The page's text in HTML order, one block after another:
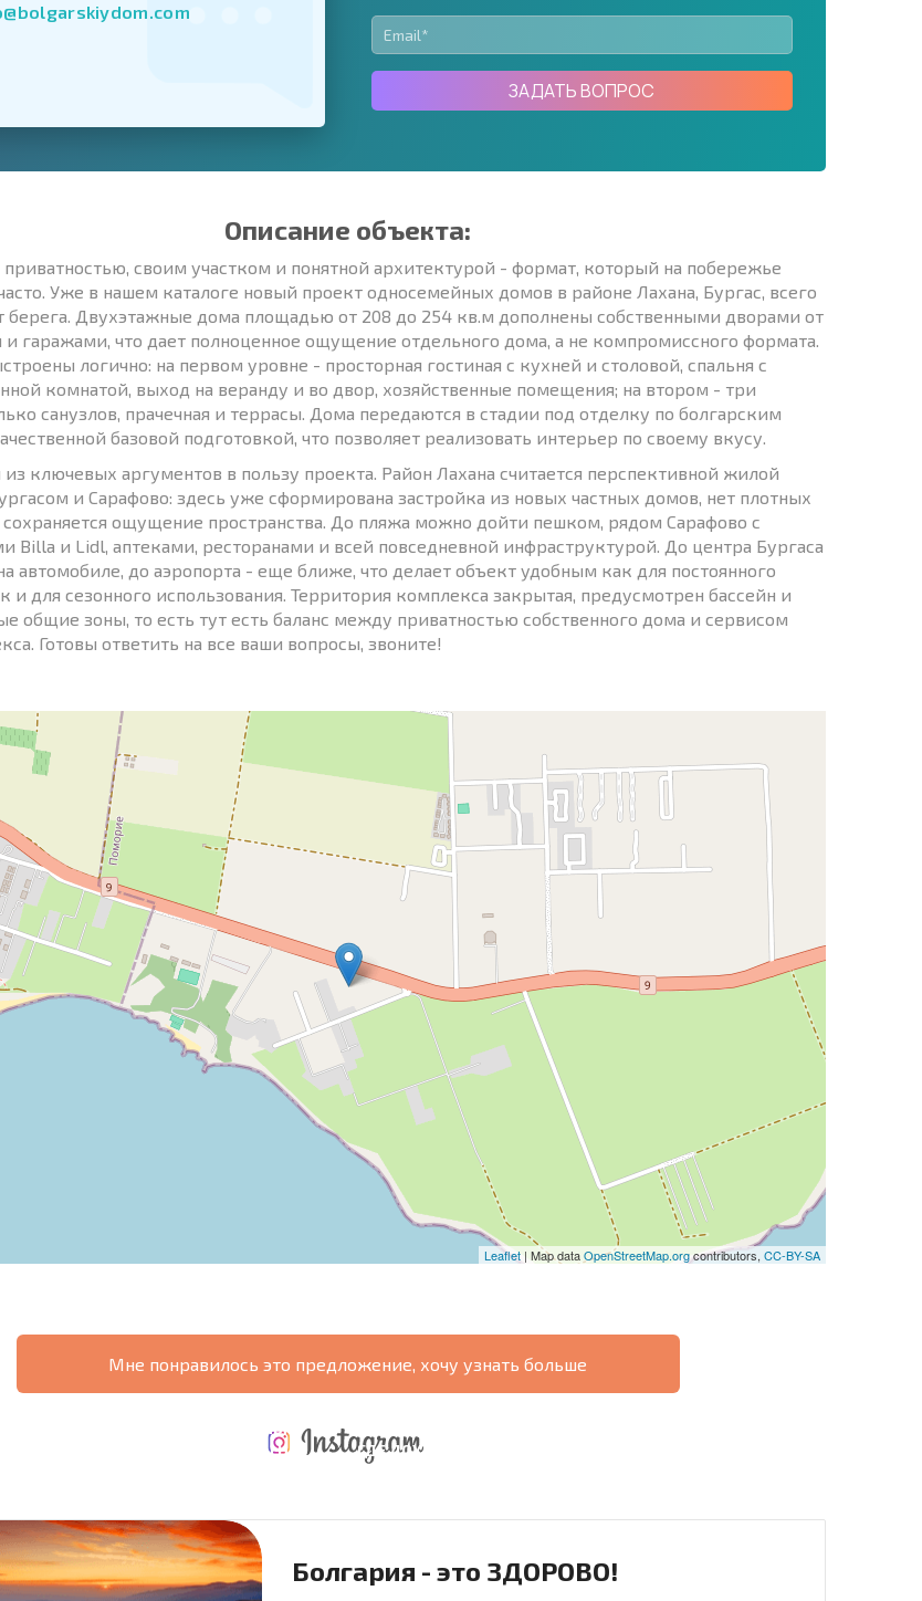
Отправить сообщение
ЗАДАТЬ ВОПРОС
Описание объекта:
своим участком и понятной архитектурой - формат, который на побережье
Уже в нашем каталоге новый проект односемейных домов в районе Лахана, Бургас, всего
берега. Двухэтажные дома площадью от 208 до 254 кв.м дополнены собственными дворами от
и гаражами, что дает полноценное ощущение отдельного дома, а не компромиссного формата.
логично: на первом уровне - просторная гостиная с кухней и столовой, спальня с
комнатой, выход на веранду и во двор, хозяйственные помещения; на втором - три
санузлов, прачечная и террасы. Дома передаются в стадии под отделку по болгарским
базовой подготовкой, что позволяет реализовать интерьер по своему вкусу.
ключевых аргументов в пользу проекта. Район Лахана считается перспективной жилой
и Сарафово: здесь уже сформирована застройка из новых частных домов, нет плотных
ощущение пространства. До пляжа можно дойти пешком, рядом Сарафово с
Billa и Lidl, аптеками, ресторанами и всей повседневной инфраструктурой. До центра Бургаса
автомобиле, до аэропорта - еще ближе, что делает объект удобным как для постоянного
и для сезонного использования. Территория комплекса закрытая, предусмотрен бассейн и
общие зоны, то есть тут есть баланс между приватностью собственного дома и сервисом
Готовы ответить на все ваши вопросы, звоните!
Leaflet | Map dataOpenStreetMap.orgcontributors, CC-BY-SA
Мне понравилось это предложение, хочу узнать больше
для заполнения
ЕЖЕГОДНЫЕ
РАСХОДЫ НА
ГДЕ ДОХОДНОСТЬ
Болгария - это ЗДОРОВО!